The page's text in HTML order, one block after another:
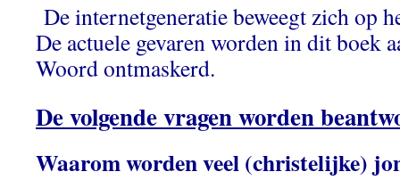
De internetgeneratie beweegt zich op
De actuele gevaren worden in dit boek
Woord ontmaskerd.
De volgende vragen worden
Waarom worden veel (christelijke)